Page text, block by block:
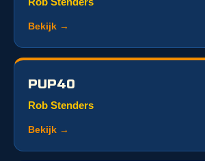
Bekijk →
PUP40
Rob Stenders
Bekijk →